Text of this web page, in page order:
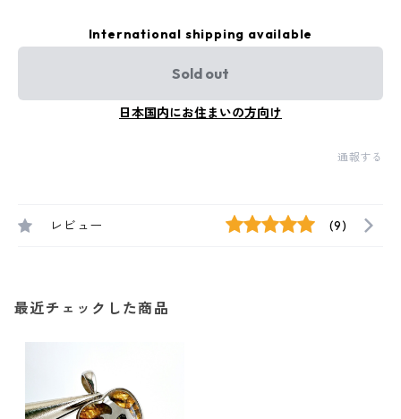
International shipping available
Sold out
日本国内にお住まいの方向け
通報する
レビュー (9)
最近チェックした商品